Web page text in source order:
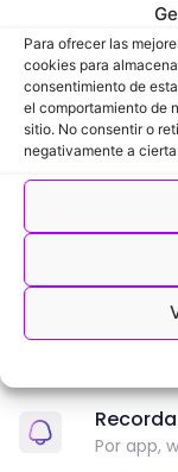
Para ofrecer las
cookies para
consentimiento de
el comportamiento de
sitio. No consentir o
negativamente a
para
Todo lo que
Agenda
Por app,